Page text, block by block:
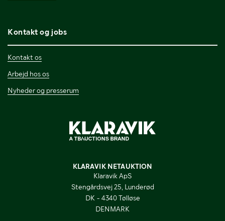
Kontakt og jobs
Kontakt os
Arbejd hos os
Nyheder og presserum
KLARAVIK NETAUKTION
Klaravik ApS
Stengårdsvej 25, Lunderød
DK - 4340 Tølløse
DENMARK